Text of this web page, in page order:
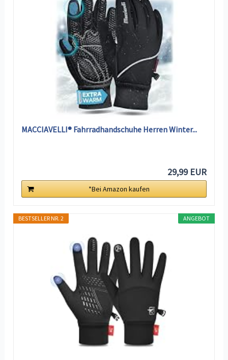
MACCIAVELLI® Fahrradhandschuhe Herren Winter...
29,99 EUR
*Bei Amazon kaufen
ANGEBOT
BESTSELLER NR. 2